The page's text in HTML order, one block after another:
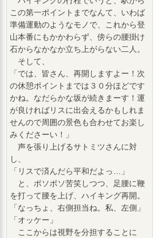
この第一ポイントまでなんて、いわば
準備運動のようなモノで、これから登
山本番にもかかわらず、傍らの腰掛け
石からなかなか立ち上がらない二人。
そして、
「では、皆さん、再開しますよー！次
の休憩ポイントまでは３０分ほどです
かね。なだらかな坂が続きまーす！運
が良ければリスに出会えるかもしれま
せんので周囲の景色も合わせてお楽し
みくださーい！」
声を張り上げるサトミツさんに対
し、
「リスで済んだら平和だよっ…」
と、ボソボソ苦笑しつつ、足腰に鞭
を打って腰を上げ、ハイキング再開。
「なっちょ、右側担当ね。私、左側」
「オッケー」
ここからは視野を分担することに